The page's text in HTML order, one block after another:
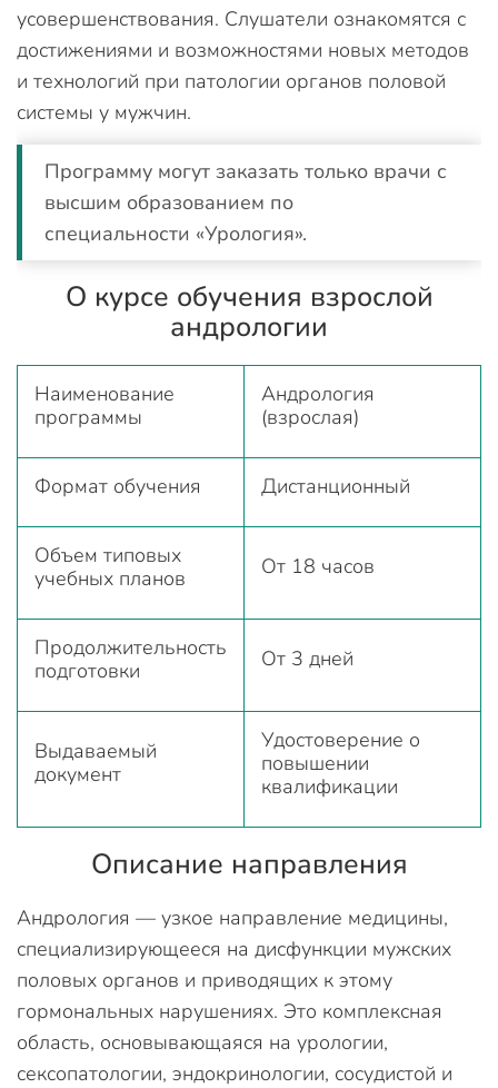
усовершенствования. Слушатели ознакомятся с
достижениями и возможностями новых методов
и технологий при патологии органов половой
системы у мужчин.
Программу могут заказать только врачи с
высшим образованием по
специальности «Урология».
О курсе обучения взрослой
андрологии
Наименование
программы
Андрология
(взрослая)
Формат обучения Дистанционный
Объем типовых
учебных планов
От 18 часов
Продолжительность
подготовки
От 3 дней
Выдаваемый
документ
Удостоверение о
повышении
квалификации
Описание направления
Андрология — узкое направление медицины,
специализирующееся на дисфункции мужских
половых органов и приводящих к этому
гормональных нарушениях. Это комплексная
область, основывающаяся на урологии,
сексопатологии, эндокринологии, сосудистой и